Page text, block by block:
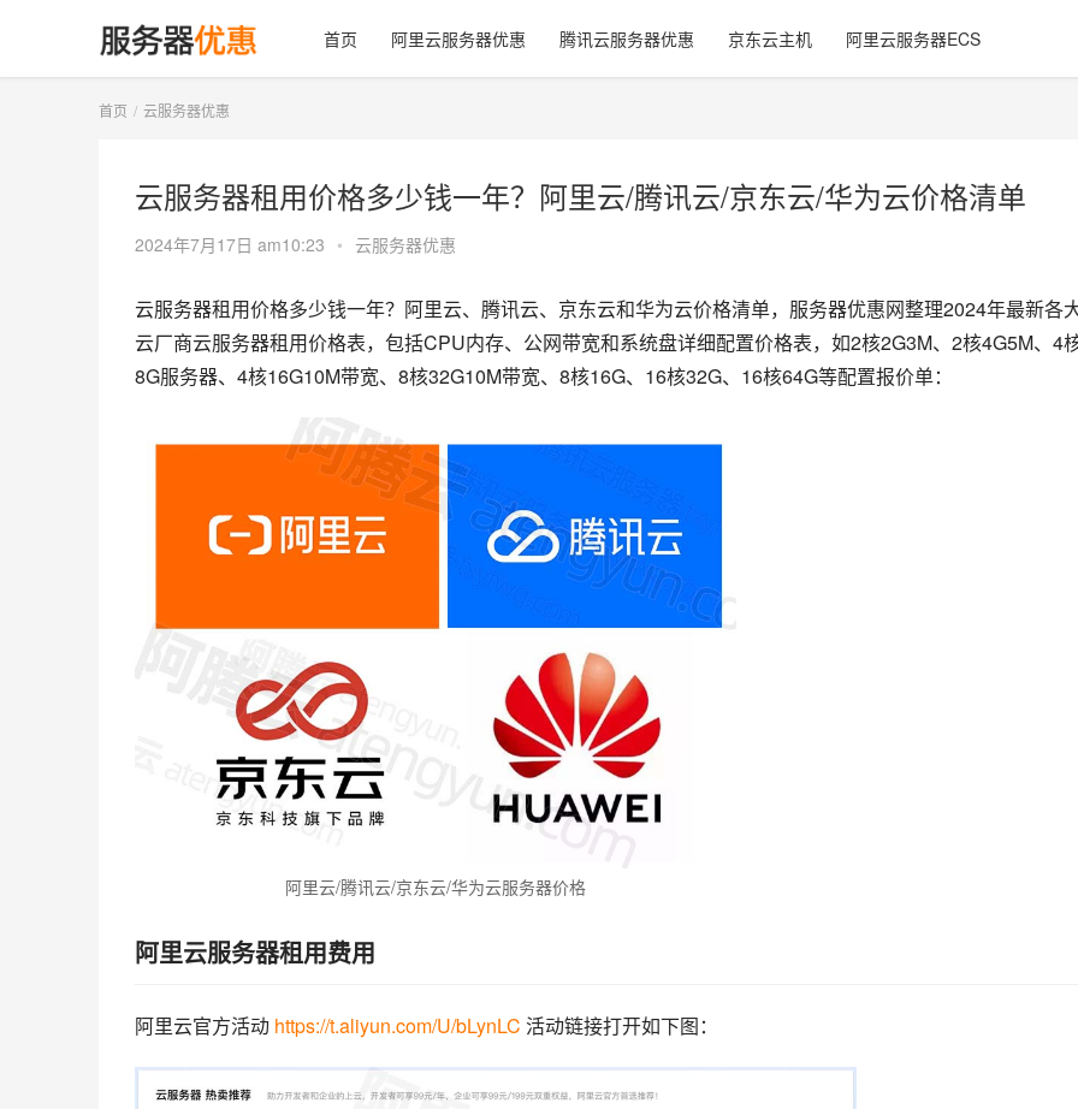
首页 阿里云服务器优惠 腾讯云服务器优惠 京东云主机 阿里云服务器ECS
首页 云服务器优惠
云服务器租用价格多少钱一年？阿里云/腾讯云/京东云/华为云价格清单
2024年7月17日 am10:23 • 云服务器优惠
云服务器租用价格多少钱一年？阿里云、腾讯云、京东云和华为云价格清单，服务器优惠网整理2024年最新各
云厂商云服务器租用价格表，包括CPU内存、公网带宽和系统盘详细配置价格表，如2核2G3M、2核4G5M、4
8G服务器、4核16G10M带宽、8核32G10M带宽、8核16G、16核32G、16核64G等配置报价单：
阿里云/腾讯云/京东云/华为云服务器价格
阿里云服务器租用费用
阿里云官方活动 https://t.aliyun.com/U/bLynLC 活动链接打开如下图：